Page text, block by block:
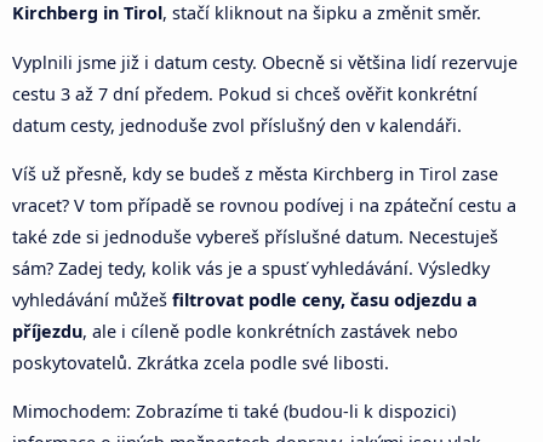
Kirchberg in Tirol, stačí kliknout na šipku a změnit směr.
Vyplnili jsme již i datum cesty. Obecně si většina lidí rezervuje
cestu 3 až 7 dní předem. Pokud si chceš ověřit konkrétní
datum cesty, jednoduše zvol příslušný den v kalendáři.
Víš už přesně, kdy se budeš z města Kirchberg in Tirol zase
vracet? V tom případě se rovnou podívej i na zpáteční cestu a
také zde si jednoduše vybereš příslušné datum. Necestuješ
sám? Zadej tedy, kolik vás je a spusť vyhledávání. Výsledky
vyhledávání můžeš filtrovat podle ceny, času odjezdu a
příjezdu, ale i cíleně podle konkrétních zastávek nebo
poskytovatelů. Zkrátka zcela podle své libosti.
Mimochodem: Zobrazíme ti také (budou-li k dispozici)